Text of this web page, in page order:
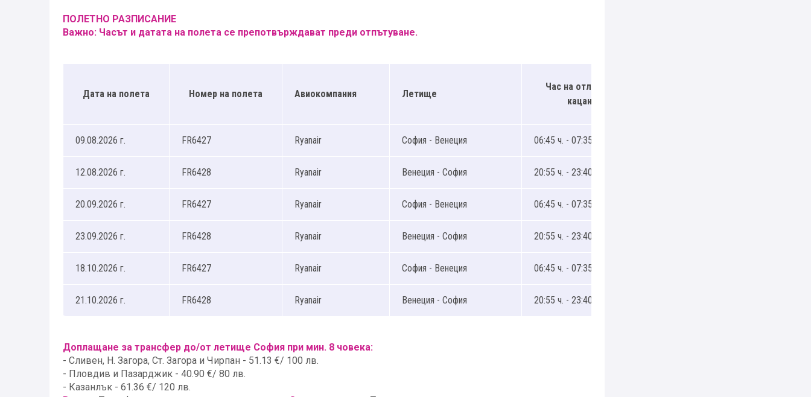
ПОЛЕТНО РАЗПИСАНИЕ
Важно: Часът и датата на полета се препотвърждават преди отпътуване.
Дата на полета Номер на полета Авиокомпания Летище
Час на отлитане/
кацане
09.08.2026 г. FR6427 Ryanair София - Венеция 06:45 ч. - 07:35 ч.
12.08.2026 г. FR6428 Ryanair Венеция - София 20:55 ч. - 23:40 ч.
20.09.2026 г. FR6427 Ryanair София - Венеция 06:45 ч. - 07:35 ч.
23.09.2026 г. FR6428 Ryanair Венеция - София 20:55 ч. - 23:40 ч.
18.10.2026 г. FR6427 Ryanair София - Венеция 06:45 ч. - 07:35 ч.
21.10.2026 г. FR6428 Ryanair Венеция - София 20:55 ч. - 23:40 ч.
Доплащане за трансфер до/от летище София при мин. 8 човека:
- Сливен, Н. Загора, Ст. Загора и Чирпан - 51.13 €/ 100 лв.
- Пловдив и Пазарджик - 40.90 €/ 80 лв.
- Казанлък - 61.36 €/ 120 лв.